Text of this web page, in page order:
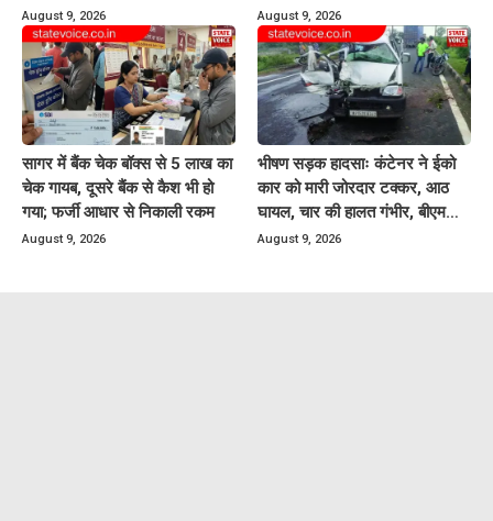
प्रावधान नहीं
August 9, 2026 August 9, 2026
सागर में बैंक चेक बॉक्स से 5 लाख का
चेक गायब, दूसरे बैंक से कैश भी हो
गया; फर्जी आधार से निकाली रकम
August 9, 2026
भीषण सड़क हादसाः कंटेनर ने ईको
कार को मारी जोरदार टक्कर, आठ
घायल, चार की हालत गंभीर, बीएमसी
रेफर
August 9, 2026